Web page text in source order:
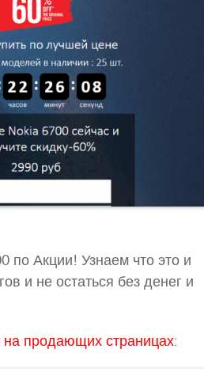
по Акции! Узнаем что это и
и не остаться без денег и
на продающих страницах: